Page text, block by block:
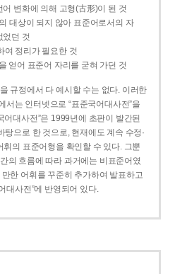
변화에 의해 고형(古形)이 된 것
대상이 되지 않아 표준어로서의 자
었던 것
여 정리가 필요한 것
얻어 표준어 자리를 굳혀 가던 것
규정에서 다 예시할 수는 없다. 이러한
서는 인터넷으로 “표준국어대사전”을
어대사전”은 1999년에 초판이 발간된
탕으로 한 것으로, 현재에도 계속 수정·
의 표준어형을 확인할 수 있다. 그뿐
의 흐름에 따라 과거에는 비표준어였
한 어휘를 꾸준히 추가하여 발표하고
대사전”에 반영되어 있다.